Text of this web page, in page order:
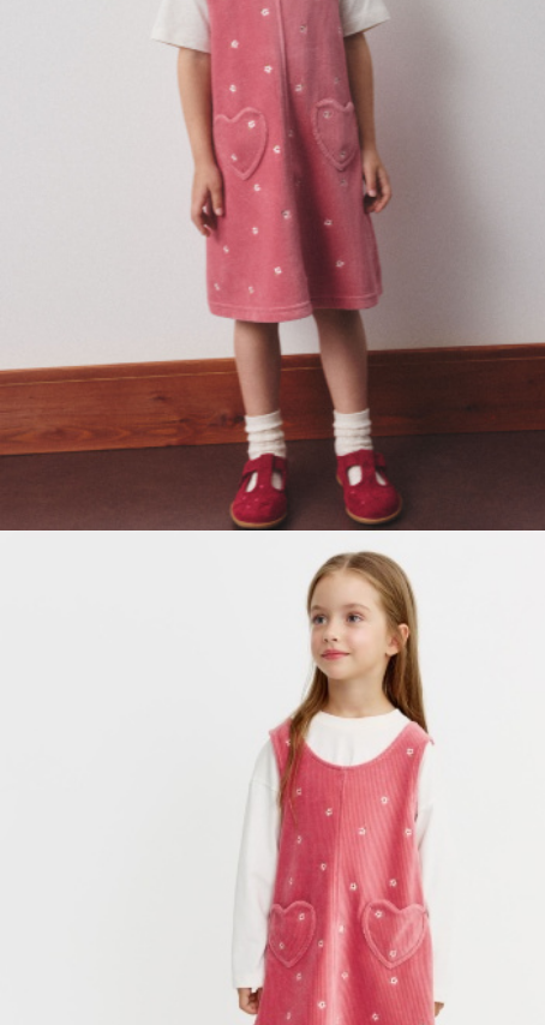
SELA × HELLO KITTY
СКОРО В ПРОДАЖЕ
РАСПРОДАЖА ДО -60%
ПОДАРОЧНЫЕ СЕРТИФИКАТЫ
НА СЛУЧАЙ ПОНЕДЕЛЬНИКА
КОНСТРУКТОР ГАРДЕРОБА
ОДЕЖДА
АКСЕССУАРЫ
ОБУВЬ
SELA × МАЛЕНЬКИЙ ПРИНЦ
новое
ПРИМЕРИТЬ ОНЛАЙН
SELA × СОЮЗМУЛЬТФИЛЬМ
ПОДАРОЧНЫЕ СЕРТИФИКАТЫ
только онлайн